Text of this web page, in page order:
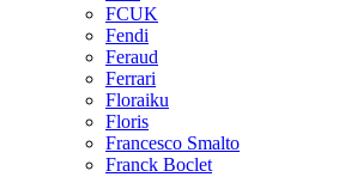
FCUK
Fendi
Feraud
Ferrari
Floraiku
Floris
Francesco Smalto
Franck Boclet